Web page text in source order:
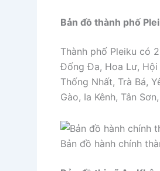
Bản đồ thành phố
Thành phố Pleiku có
Đống Đa, Hoa Lư, Hội
Thống Nhất, Trà Bá,
Gào, Ia Kênh, Tân
Bản đồ hành chính